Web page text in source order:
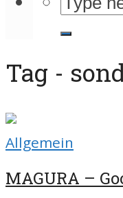
Tag -
Allgemein
MAGURA –